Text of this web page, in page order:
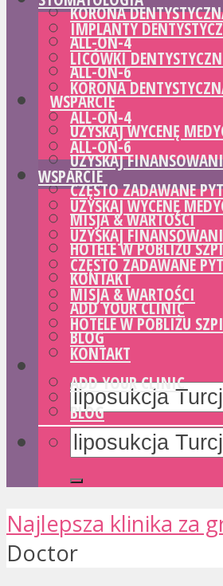
KORONA
ALL-ON-4
ALL-ON-6
WSPARCIE
UZYSKAJ WYCENĘ
UZYSKAJ
CZĘSTO ZADAWANE
MISJA & WARTOŚCI
HOTELE W POBLIŻU
KONTAKT
ADD YOUR CLINIC
BLOG
IMPLANTY
LICÓWKI
KORONA
ALL-ON-4
ALL-ON-6
WSPARCIE
UZYSKAJ WYCENĘ
UZYSKAJ
CZĘSTO ZADAWANE
MISJA & WARTOŚCI
HOTELE W POBLIŻU
KONTAKT
ADD YOUR CLINIC
BLOG
Najlepsza klinika za
Doctor